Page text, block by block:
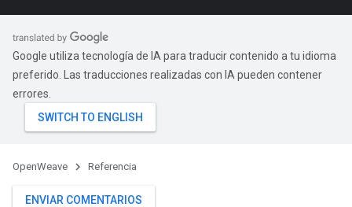
Google utiliza tecnología de IA para traducir contenido a tu idioma
preferido. Las traducciones realizadas con IA pueden contener
errores.
OpenWeave Referencia
ENVIAR COMENTARIOS